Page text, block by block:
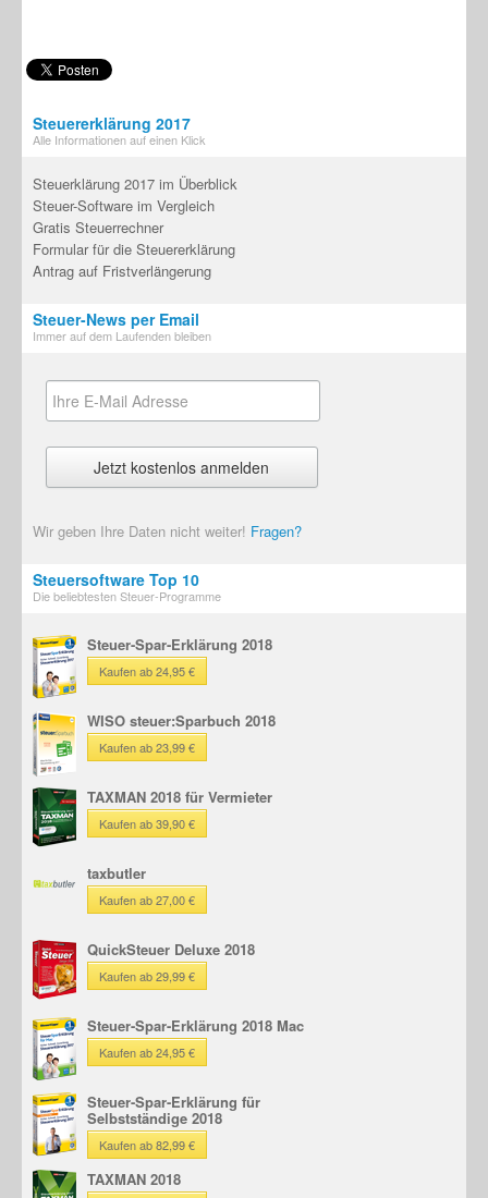
Steuererklärung 2017
Alle Informationen auf einen Klick
Steuerklärung 2017 im Überblick
Steuer-Software im Vergleich
Gratis Steuerrechner
Formular für die Steuererklärung
Antrag auf Fristverlängerung
Steuer-News per Email
Immer auf dem Laufenden bleiben
Wir geben Ihre Daten nicht weiter! Fragen?
Steuersoftware Top 10
Die beliebtesten Steuer-Programme
Steuer-Spar-Erklärung 2018
Kaufen ab 24,95 €
WISO steuer:Sparbuch 2018
Kaufen ab 23,99 €
TAXMAN 2018 für Vermieter
Kaufen ab 39,90 €
taxbutler
Kaufen ab 27,00 €
QuickSteuer Deluxe 2018
Kaufen ab 29,99 €
Steuer-Spar-Erklärung 2018 Mac
Kaufen ab 24,95 €
Steuer-Spar-Erklärung für
Selbstständige 2018
Kaufen ab 82,99 €
TAXMAN 2018